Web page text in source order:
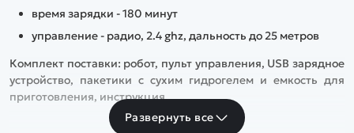
время зарядки - 180 минут
управление - радио, 2.4 ghz, дальность до 25 метров
Комплект поставки: робот, пульт управления, USB зарядное
устройство, пакетики с сухим гидрогелем и емкость для
приготовления, инструкция
Развернуть все